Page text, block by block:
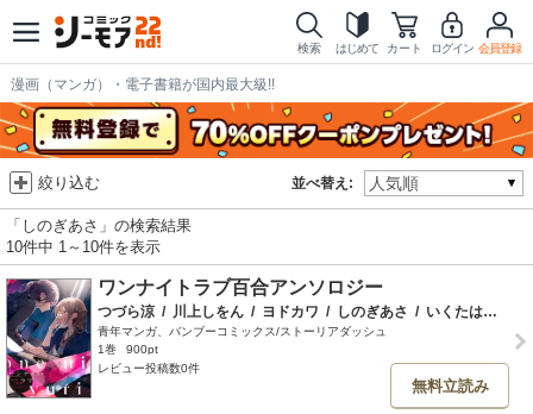
検索 はじめて カート ログイン 会員登録
漫画（マンガ）・電子書籍が国内最大級!!
並べ替え:
絞り込む
「しのぎあさ」の検索結果
10件中 1～10件を表示
ワンナイトラブ百合アンソロジー
つづら涼 / 川上しをん / ヨドカワ / しのぎあさ / いくたはな
青年マンガ、バンブーコミックス/ストーリアダッシュ
1巻
900pt
レビュー投稿数0件
無料立読み